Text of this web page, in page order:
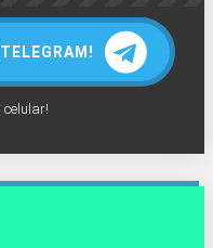
celular!